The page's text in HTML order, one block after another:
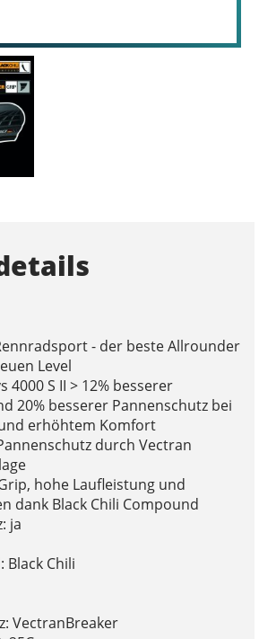
- der beste Allrounder
Level
4000 S II > 12% besserer
20% besserer Pannenschutz bei
erhöhtem Komfort
durch Vectran
hohe Laufleistung und
dank Black Chili Compound
ja
Black Chili
VectranBreaker